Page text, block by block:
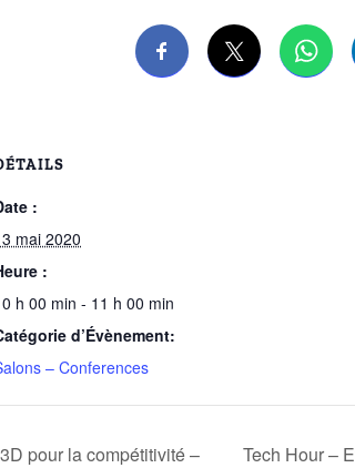
:
mai 2020
:
h 00 min - 11 h 00 min
d’Évènement:
– Conferences
pour la compétitivité –
Tech Hour –